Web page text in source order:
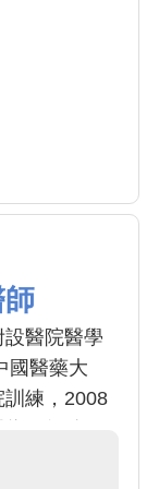
醫院醫學
國醫藥大
練，2008